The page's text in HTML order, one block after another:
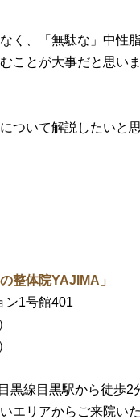
く、「無駄な」中性
ことが大事だと思いま
ついて解説したいと
整体院YAJIMA」
ン1号館401
黒線目黒駅から徒歩2
エリアからご来院い